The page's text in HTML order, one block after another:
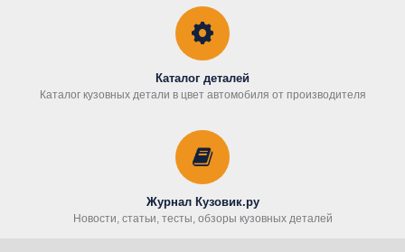
Каталог деталей
Каталог кузовных детали в цвет автомобиля от производителя
Журнал Кузовик.ру
Новости, статьи, тесты, обзоры кузовных деталей